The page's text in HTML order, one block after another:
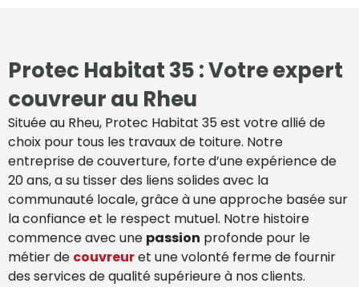
Protec Habitat 35 : Votre expert
couvreur au Rheu
Située au Rheu, Protec Habitat 35 est votre allié de
choix pour tous les travaux de toiture. Notre
entreprise de couverture, forte d’une expérience de
20 ans, a su tisser des liens solides avec la
communauté locale, grâce à une approche basée sur
la confiance et le respect mutuel. Notre histoire
commence avec une passion profonde pour le
métier de couvreuret une volonté ferme de fournir
des services de qualité supérieure à nos clients.